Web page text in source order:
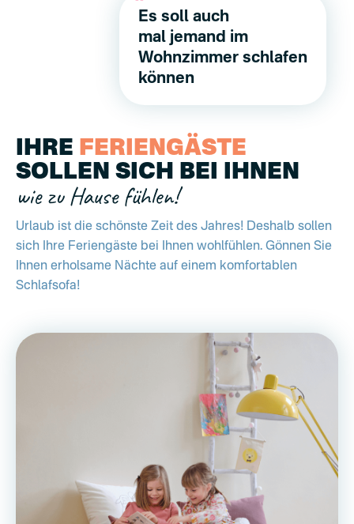
Es soll auch
mal jemand im
Wohnzimmer schlafen
können
IHRE FERIENGÄSTE
SOLLEN SICH BEI IHNEN
wie zu Hause fühlen!
Urlaub ist die schönste Zeit des Jahres! Deshalb sollen
sich Ihre Feriengäste bei Ihnen wohlfühlen. Gönnen Sie
Ihnen erholsame Nächte auf einem komfortablen
Schlafsofa!